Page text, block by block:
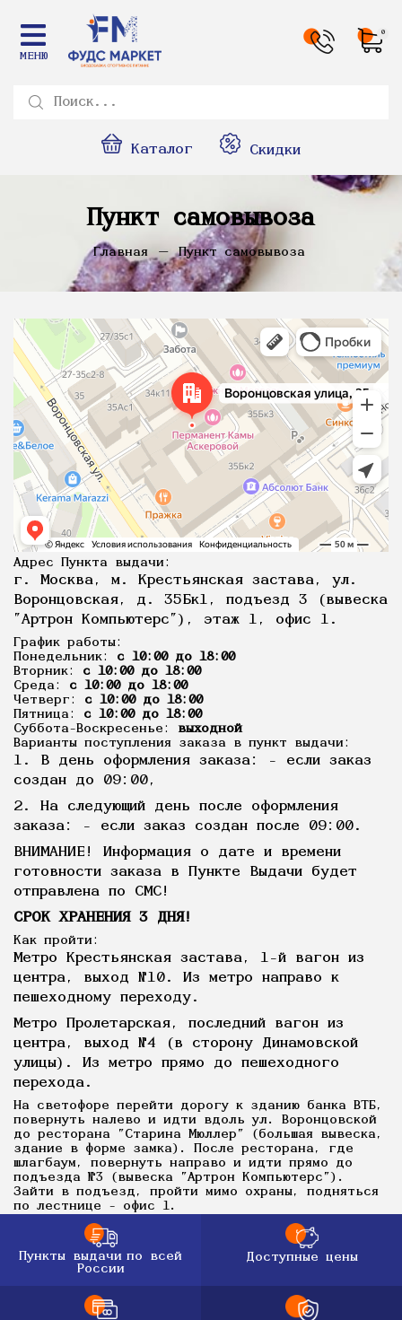
МЕНЮ
0
Каталог Скидки
Пункт самовывоза
Главная Пункт самовывоза
Адрес Пункта выдачи:
г. Москва, м. Крестьянская застава, ул.
Воронцовская, д. 35Бк1, подъезд 3 (вывеска
"Артрон Компьютерс"), этаж 1, офис 1.
График работы:
Понедельник: с 10:00 до 18:00
Вторник: с 10:00 до 18:00
Среда: с 10:00 до 18:00
Четверг: с 10:00 до 18:00
Пятница: с 10:00 до 18:00
Суббота-Воскресенье: выходной
Варианты поступления заказа в пункт выдачи:
1. В день оформления заказа: - если заказ
создан до 09:00,
2. На следующий день после оформления
заказа: - если заказ создан после 09:00.
ВНИМАНИЕ! Информация о дате и времени
готовности заказа в Пункте Выдачи будет
отправлена по СМС!
СРОК ХРАНЕНИЯ 3 ДНЯ!
Как пройти:
Метро Крестьянская застава, 1-й вагон из
центра, выход №10. Из метро направо к
пешеходному переходу.
Метро Пролетарская, последний вагон из
центра, выход №4 (в сторону Динамовской
улицы). Из метро прямо до пешеходного
перехода.
На светофоре перейти дорогу к зданию банка ВТБ,
повернуть налево и идти вдоль ул. Воронцовской
до ресторана "Старина Мюллер" (большая вывеска,
здание в форме замка). После ресторана, где
шлагбаум, повернуть направо и идти прямо до
подъезда №3 (вывеска "Артрон Компьютерс").
Зайти в подъезд, пройти мимо охраны, подняться
по лестнице - офис 1.
Пункты выдачи по всей
России
Доступные цены